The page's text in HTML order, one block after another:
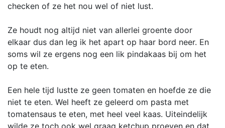
checken of ze het nou wel of niet lust.
Ze houdt nog altijd niet van allerlei groente door
elkaar dus dan leg ik het apart op haar bord neer. En
soms wil ze ergens nog een lik pindakaas bij om het
op te eten.
Een hele tijd lustte ze geen tomaten en hoefde ze die
niet te eten. Wel heeft ze geleerd om pasta met
tomatensaus te eten, met heel veel kaas. Uiteindelijk
wilde ze toch ook wel graag ketchup proeven en dat